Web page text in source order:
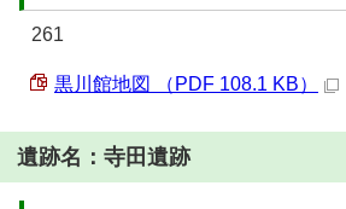
261
黒川館地図 （PDF 108.1 KB）
遺跡名：寺田遺跡